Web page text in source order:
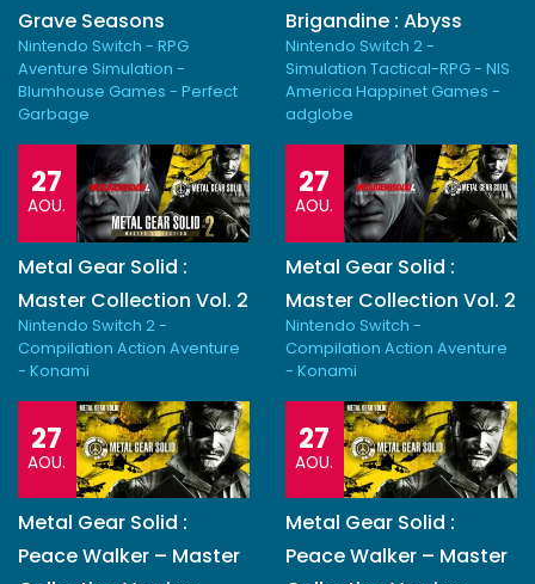
Grave Seasons
Nintendo Switch - RPG
Aventure Simulation -
Blumhouse Games - Perfect
Garbage
Brigandine : Abyss
Nintendo Switch 2 -
Simulation Tactical-RPG - NIS
America Happinet Games -
adglobe
27
AOU.
Metal Gear Solid :
Master Collection Vol. 2
Nintendo Switch 2 -
Compilation Action Aventure
- Konami
27
AOU.
Metal Gear Solid :
Master Collection Vol. 2
Nintendo Switch -
Compilation Action Aventure
- Konami
27
AOU.
Metal Gear Solid :
Peace Walker – Master
27
AOU.
Metal Gear Solid :
Peace Walker – Master